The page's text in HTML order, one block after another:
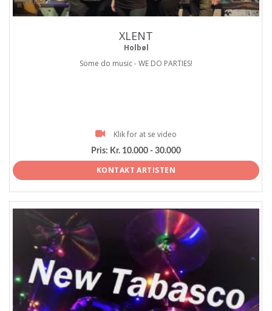
XLENT
Holbøl
Some do music - WE DO PARTIES!
Klik for at se video
Pris: Kr. 10.000 - 30.000
KONTAKT ARTISTEN